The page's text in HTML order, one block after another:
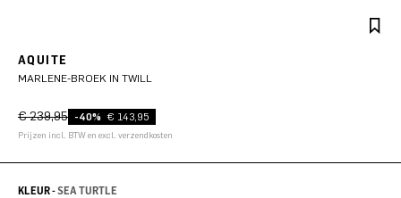
AQUITE
MARLENE-BROEK IN TWILL
€ 239,95 -40% € 143,95
Prijzen incl. BTW en excl. verzendkosten
KLEUR -SEA TURTLE